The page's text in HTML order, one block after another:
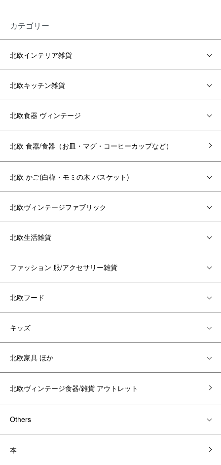
カテゴリー
北欧インテリア雑貨
北欧キッチン雑貨
北欧食器 ヴィンテージ
北欧 食器/食器（お皿・マグ・コーヒーカップなど）
北欧 かご(白樺・モミの木 バスケット)
北欧ヴィンテージファブリック
北欧生活雑貨
ファッション 服/アクセサリー雑貨
北欧フード
キッズ
北欧家具 ほか
北欧ヴィンテージ食器/雑貨 アウトレット
Others
本